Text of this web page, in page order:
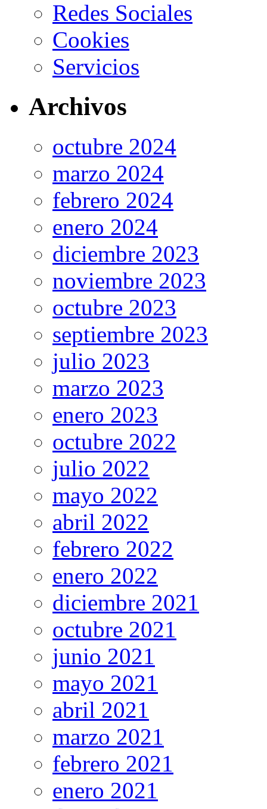
Redes Sociales
Cookies
Servicios
Archivos
octubre 2024
marzo 2024
febrero 2024
enero 2024
diciembre 2023
noviembre 2023
octubre 2023
septiembre 2023
julio 2023
marzo 2023
enero 2023
octubre 2022
julio 2022
mayo 2022
abril 2022
febrero 2022
enero 2022
diciembre 2021
octubre 2021
junio 2021
mayo 2021
abril 2021
marzo 2021
febrero 2021
enero 2021